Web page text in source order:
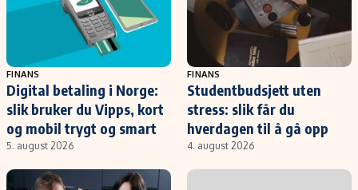
FINANS
Digital betaling i Norge:
slik bruker du Vipps, kort
og mobil trygt og smart
5. august 2026
FINANS
Studentbudsjett uten
stress: slik får du
hverdagen til å gå opp
4. august 2026